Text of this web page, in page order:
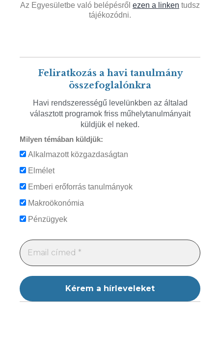
Az Egyesületbe való belépésről ezen a linken tudsz
tájékozódni.
Feliratkozás a havi tanulmány
összefoglalónkra
Havi rendszerességű levelünkben az általad
választott programok friss műhelytanulmányait
küldjük el neked.
Milyen témában küldjük:
Alkalmazott közgazdaságtan
Elmélet
Emberi erőforrás tanulmányok
Makroökonómia
Pénzügyek